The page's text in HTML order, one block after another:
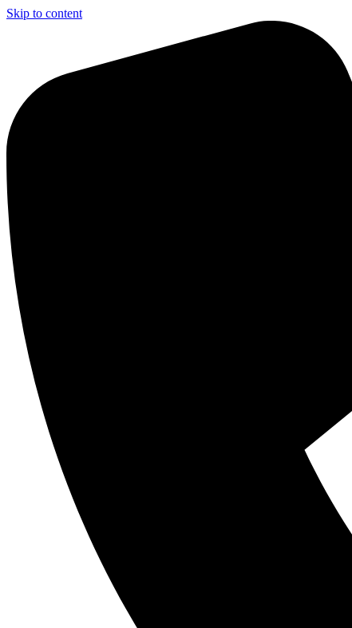
Skip to content